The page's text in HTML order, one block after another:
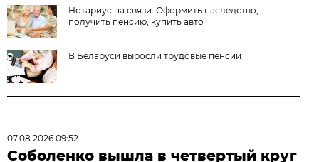
Нотариус на связи.​ Оформить наследство,
получить пенсию, купить авто
В Беларуси выросли трудовые пенсии
07.08.2026 09:52
Соболенко вышла в четвертый круг